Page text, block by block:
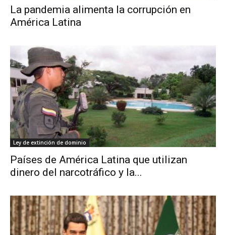
La pandemia alimenta la corrupción en
América Latina
Ley de extinción de dominio
Países de América Latina que utilizan
dinero del narcotráfico y la...